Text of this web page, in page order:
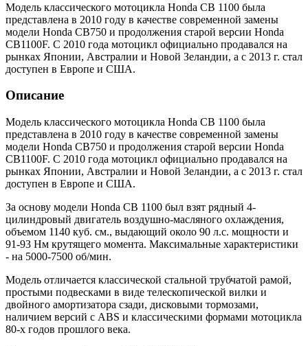
Модель классического мотоцикла Honda CB 1100 была
представлена в 2010 году в качестве современной замены
модели Honda CB750 и продолжения старой версии Honda
CB1100F. C 2010 года мотоцикл официально продавался на
рынках Японии, Австралии и Новой Зеландии, а с 2013 г. стал
доступен в Европе и США.
Описание
Модель классического мотоцикла Honda CB 1100 была
представлена в 2010 году в качестве современной замены
модели Honda CB750 и продолжения старой версии Honda
CB1100F. C 2010 года мотоцикл официально продавался на
рынках Японии, Австралии и Новой Зеландии, а с 2013 г. стал
доступен в Европе и США.
За основу модели Honda CB 1100 был взят рядный 4-
цилиндровый двигатель воздушно-масляного охлаждения,
объемом 1140 куб. см., выдающий около 90 л.с. мощности и
91-93 Нм крутящего момента. Максимальные характеристики
- на 5000-7500 об/мин.
Модель отличается классической стальной трубчатой рамой,
простыми подвесками в виде телескопической вилки и
двойного амортизатора сзади, дисковыми тормозами,
наличием версий с ABS и классическими формами мотоцикла
80-х годов прошлого века.